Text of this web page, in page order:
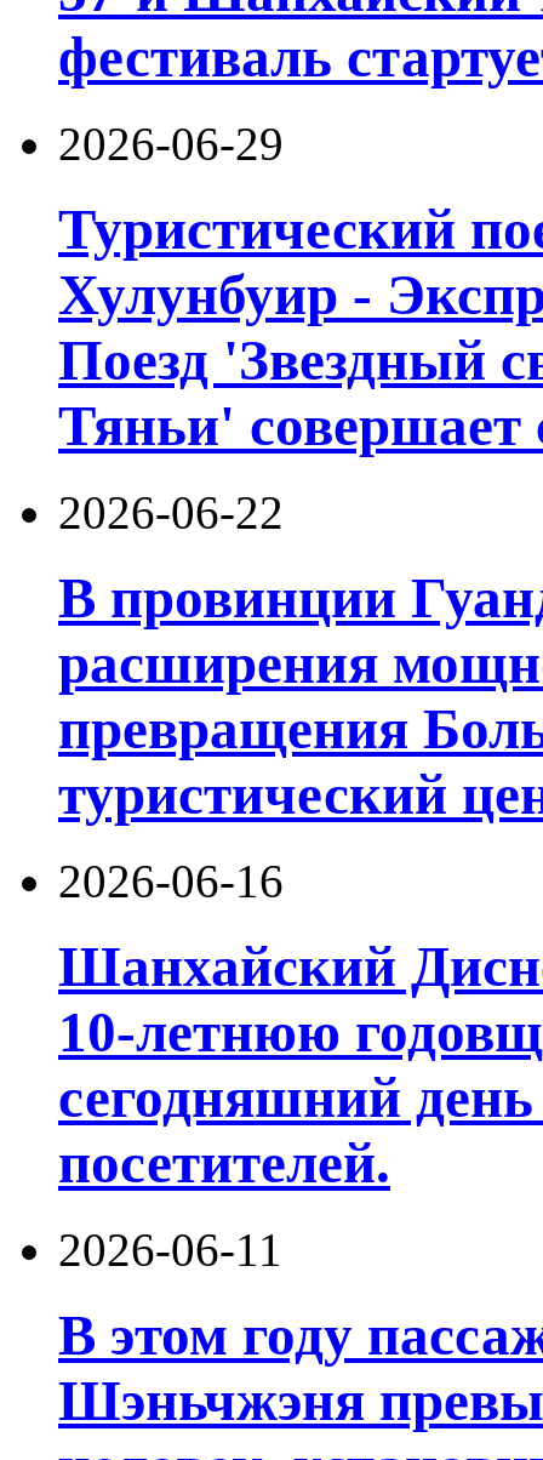
фестиваль
2026-06-29
Туристический
Хулунбуир -
Поезд 'Звездный
Тяньи' совершает
2026-06-22
В провинции
расширения
превращения
туристический
2026-06-16
Шанхайский
10-летнюю
сегодняшний
посетителей.
2026-06-11
В этом году
Шэньчжэня